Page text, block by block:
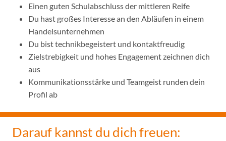
Einen guten Schulabschluss der mittleren Reife
Du hast großes Interesse an den Abläufen in einem
Handelsunternehmen
Du bist technikbegeistert und kontaktfreudig
Zielstrebigkeit und hohes Engagement zeichnen dich
aus
Kommunikationsstärke und Teamgeist runden dein
Profil ab
Darauf kannst du dich freuen: